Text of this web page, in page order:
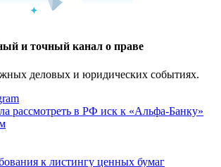
и точный канал о праве
деловых и юридических событиях.
рассмотреть в РФ иск к «Альфа-Банку»
к листингу ценных бумаг